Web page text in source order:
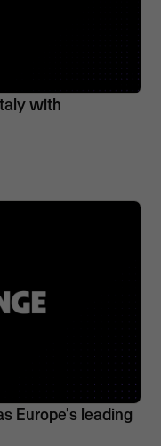
with
Europe's leading